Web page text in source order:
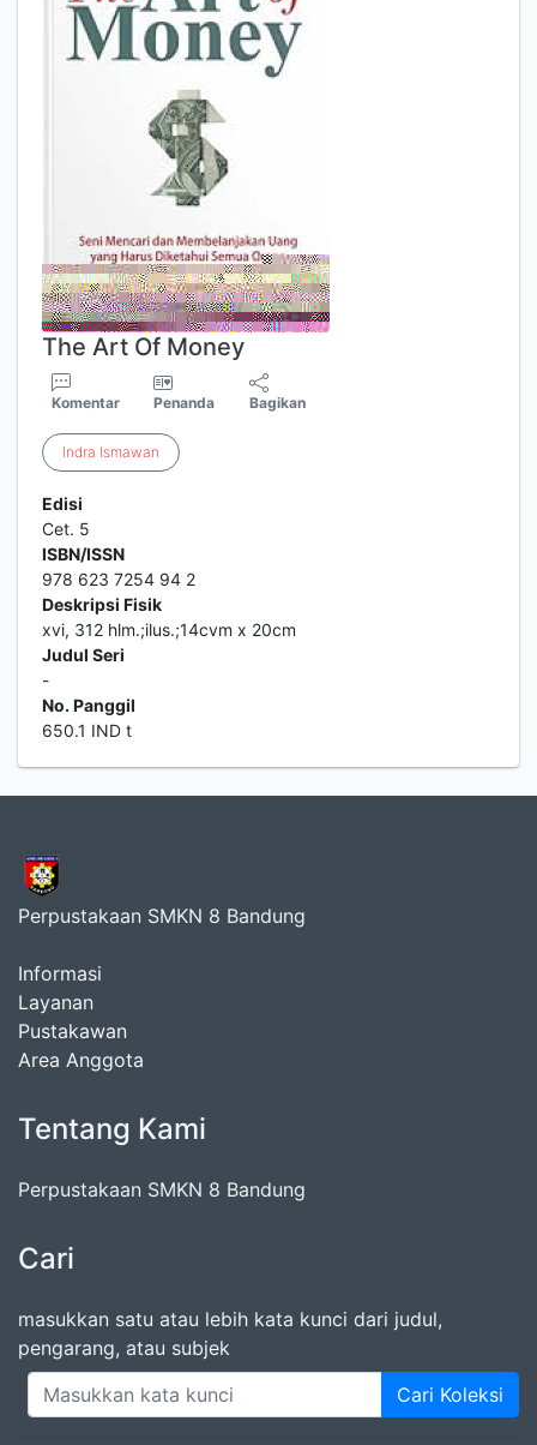
The Art Of Money
Komentar Penanda Bagikan
Indra Ismawan
Edisi
Cet. 5
ISBN/ISSN
978 623 7254 94 2
Deskripsi Fisik
xvi, 312 hlm.;ilus.;14cvm x 20cm
Judul Seri
-
No. Panggil
650.1 IND t
Perpustakaan SMKN 8 Bandung
Informasi
Layanan
Pustakawan
Area Anggota
Tentang Kami
Perpustakaan SMKN 8 Bandung
Cari
masukkan satu atau lebih kata kunci dari judul,
pengarang, atau subjek
Cari Koleksi